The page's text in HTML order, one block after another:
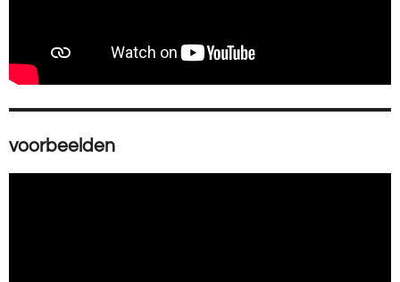
voorbeelden